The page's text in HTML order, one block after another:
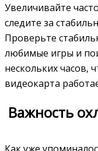
Увеличивайте
следите за
Проверьте
любимые игры и
нескольких часов‚
видеокарта
Важность
Как уже